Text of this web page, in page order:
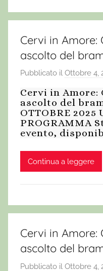
Cervi in Amore:
ascolto del
Pubblicato il Ottobre 4,
Cervi in Amore:
ascolto del
OTTOBRE 2025
PROGRAMMA
evento,
Continua a leggere
Cervi in Amore:
ascolto del
Pubblicato il Ottobre 4,